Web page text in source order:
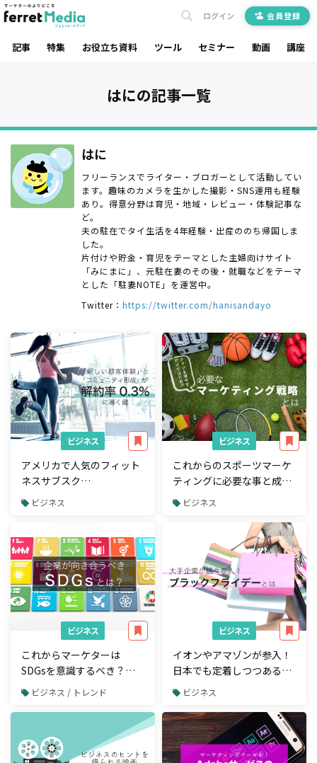
記事 特集 お役立ち資料 ツール セミナー 動画 講座
ログイン 会員登録
はにの記事一覧
はに
フリーランスでライター・ブロガーとして活動してい
ます。趣味のカメラを生かした撮影・SNS運用も経験
あり。得意分野は育児・地域・レビュー・体験記事な
ど。
夫の駐在でタイ生活を4年経験・出産ののち帰国しま
した。
片付けや貯金・育児をテーマとした主婦向けサイト
「みにまに」、元駐在妻のその後・就職などをテーマ
とした「駐妻NOTE」を運営中。
Twitter： https://twitter.com/hanisandayo
ビジネス
アメリカで人気のフィット
ネスサブスク
「Peloton（ペロトン ）」
ビジネス
ビジネス
これからのスポーツマーケ
ティングに必要な事と成功
事例3選
ビジネス
ビジネス
これからマーケターは
SDGsを意識するべき？企
業が向き合い始めたSDGs
とは？
ビジネス / トレンド
ビジネス
イオンやアマゾンが参入！
日本でも定着しつつあるブ
ラックフライデーとは
ビジネス